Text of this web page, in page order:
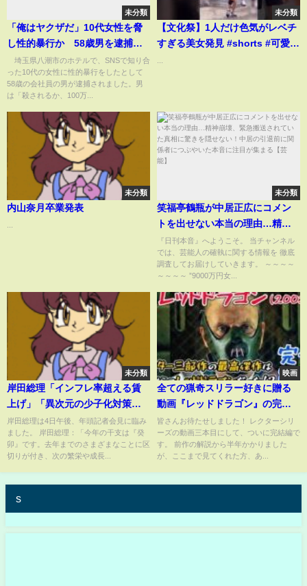
未分類
「俺はヤクザだ」10代女性を脅
し性的暴行か 58歳男を逮捕
(2025年1月29日)
埼玉県八潮市のホテルで、SNSで知り合
った10代の女性に性的暴行をしたとして
58歳の会社員の男が逮捕されました。男
は「殺されるか、100万...
未分類
【文化祭】1人だけ色気がレベチ
すぎる美女発見 #shorts #可愛い
未分類
内山奈月卒業発表
未分類
笑福亭鶴瓶が中居正広にコメン
トを出せない本当の理由…精神
崩壊、緊急搬送されていた真相
に驚きを隠せない！中居の引退
前に関係者につぶやいた本音に
『日刊本音』へようこそ。 当チャンネル
では、芸能人の確執に関する情報を 徹底
調査してお届けしていきます。 ～～～～
～～～～ ”9000万円女...
未分類
岸田総理「インフレ率超える賃
上げ」「異次元の少子化対策」
実現性は？(2023年1月4日)
岸田総理は4日午後、年頭記者会見に臨み
ました。 岸田総理：「今年の干支は『癸
卯』です。去年までのさまざまなことに区
切りが付き、次の繁栄や成長...
映画
全ての猟奇スリラー好きに贈る
動画『レッドドラゴン』の完全
解説！
皆さんお待たせしました！ レクターシリ
ーズの動画三本目にして、ついに完結編で
す。 前作の解説から半年かかりました
が、ここまで見てくれた方、あ...
s